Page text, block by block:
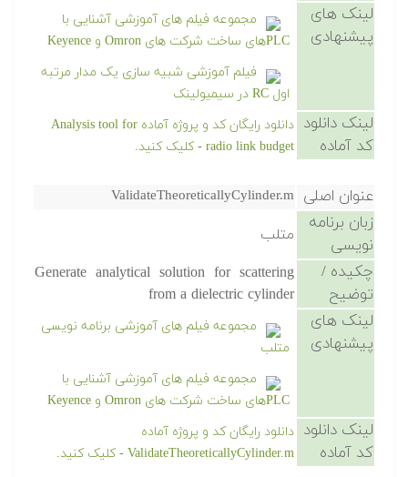
لینک های
پیشنهادی
مجموعه فیلم های آموزشی آشنایی با
PLCهای ساخت شرکت های Omron و Keyence
فیلم آموزشی شبیه سازی یک مدار مرتبه
اول RC در سیمیولینک
لینک دانلود
کد آماده
دانلود رایگان کد و پروژه آماده Analysis tool for
radio link budget - کلیک کنید.
عنوان اصلی ValidateTheoreticallyCylinder.m
زبان برنامه
نویسی
متلب
چکیده /
توضیح
Generate analytical solution for scattering
from a dielectric cylinder
لینک های
پیشنهادی
مجموعه فیلم های آموزشی برنامه نویسی
متلب
مجموعه فیلم های آموزشی آشنایی با
PLCهای ساخت شرکت های Omron و Keyence
لینک دانلود
کد آماده
دانلود رایگان کد و پروژه آماده
ValidateTheoreticallyCylinder.m - کلیک کنید.